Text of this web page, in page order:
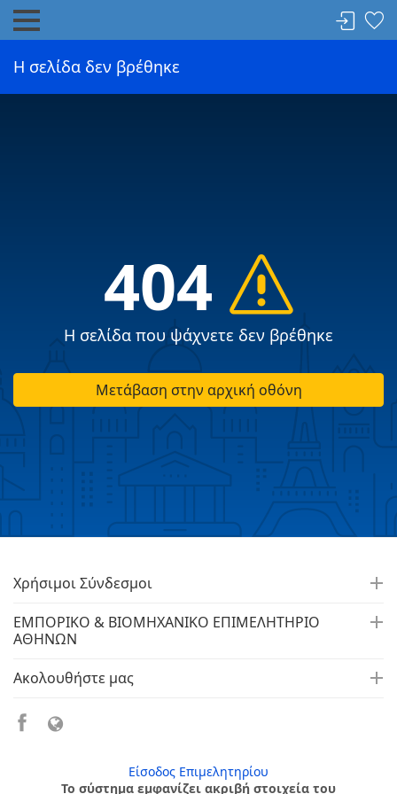
Η σελίδα δεν βρέθηκε
404
Η σελίδα που ψάχνετε δεν βρέθηκε
Μετάβαση στην αρχική οθόνη
Χρήσιμοι Σύνδεσμοι
ΕΜΠΟΡΙΚΟ & ΒΙΟΜΗΧΑΝΙΚΟ ΕΠΙΜΕΛΗΤΗΡΙΟ
ΑΘΗΝΩΝ
Ακολουθήστε μας
Είσοδος Επιμελητηρίου
Το σύστημα εμφανίζει ακριβή στοιχεία του